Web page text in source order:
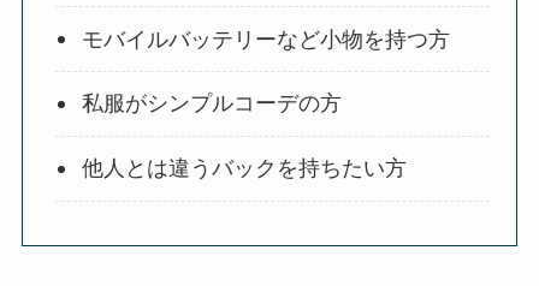
モバイルバッテリーなど小物を持つ方
私服がシンプルコーデの方
他人とは違うバックを持ちたい方